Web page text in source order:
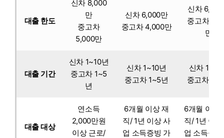
대출 한도
신차 8,000
만
중고차
5,000만
신차 6,000만
중고차 4,000만
신차
중고차
만
대출 기간
신차 1~10년
중고차 1~5
년
신차 1~10년
중고차 1~5년
신차 1~10
중고차
대출 대상
연소득
2,000만원
이상 근로/
6개월 이상 재
직/ 1년 이상 사
업 소득증빙 가
6개월 이상
직/ 1년 이
업 소득증